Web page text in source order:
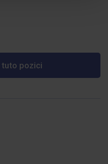
tuto pozici